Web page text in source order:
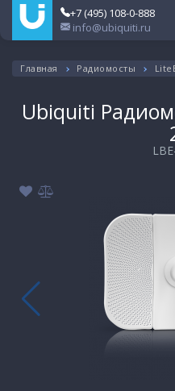
+7 (495) 108-0-888
info@ubiquiti.ru
Главная Радиомосты
Ubiquiti